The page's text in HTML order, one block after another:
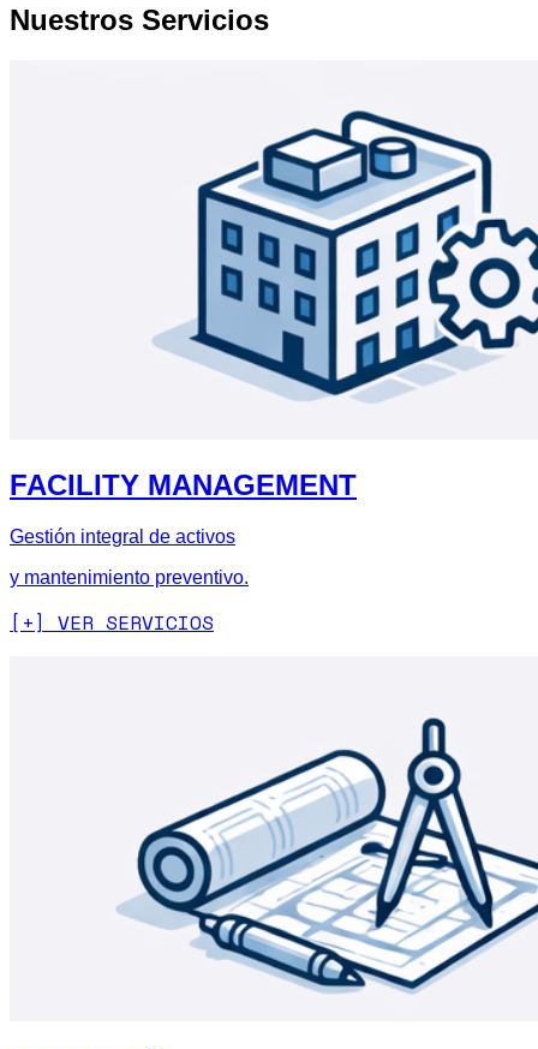
Nuestros Servicios
FACILITY MANAGEMENT
Gestión integral de activos
y mantenimiento preventivo.
[+] VER SERVICIOS